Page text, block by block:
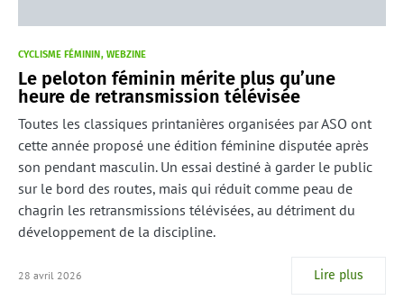
CYCLISME FÉMININ WEBZINE
Le peloton féminin mérite plus qu’une
heure de retransmission télévisée
Toutes les classiques printanières organisées par ASO ont
cette année proposé une édition féminine disputée après
son pendant masculin. Un essai destiné à garder le public
sur le bord des routes, mais qui réduit comme peau de
chagrin les retransmissions télévisées, au détriment du
développement de la discipline.
28 avril 2026 Lire plus